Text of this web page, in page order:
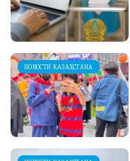
НОВОСТИ КАЗАХСТАНА